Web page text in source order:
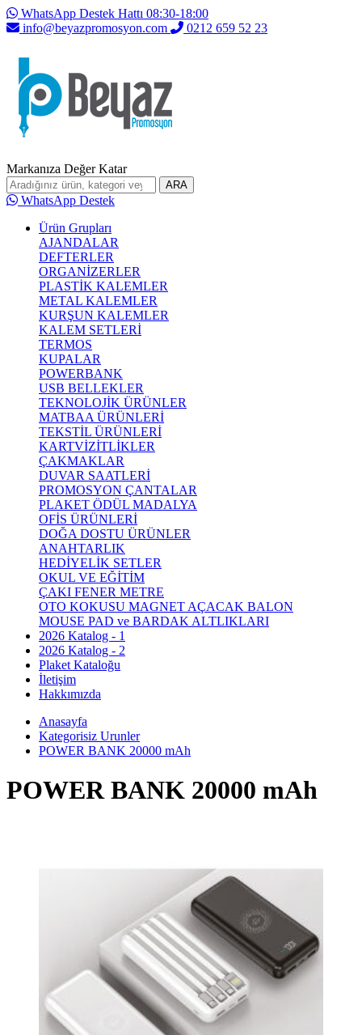
WhatsApp Destek Hattı 08:30-18:00
info@beyazpromosyon.com
0212 659 52 23
Markanıza Değer Katar
ARA
WhatsApp Destek
Ürün Grupları
AJANDALAR
DEFTERLER
ORGANİZERLER
PLASTİK KALEMLER
METAL KALEMLER
KURŞUN KALEMLER
KALEM SETLERİ
TERMOS
KUPALAR
POWERBANK
USB BELLEKLER
TEKNOLOJİK ÜRÜNLER
MATBAA ÜRÜNLERİ
TEKSTİL ÜRÜNLERİ
KARTVİZİTLİKLER
ÇAKMAKLAR
DUVAR SAATLERİ
PROMOSYON ÇANTALAR
PLAKET ÖDÜL MADALYA
OFİS ÜRÜNLERİ
DOĞA DOSTU ÜRÜNLER
ANAHTARLIK
HEDİYELİK SETLER
OKUL VE EĞİTİM
ÇAKI FENER METRE
OTO KOKUSU MAGNET AÇACAK BALON
MOUSE PAD ve BARDAK ALTLIKLARI
2026 Katalog - 1
2026 Katalog - 2
Plaket Kataloğu
İletişim
Hakkımızda
Anasayfa
Kategorisiz Urunler
POWER BANK 20000 mAh
POWER BANK 20000 mAh